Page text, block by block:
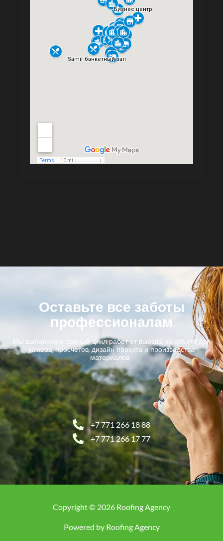
Оставьте все заботы
профессионалам
Мы выполняем полный цикл работ от выезда на объект для
замера, просчетов, дизайн проекта и производства
материалов.
+7 771 266 18 88
+7 771 266 17 77
Copyright © 2026 Roofing Agency
Powered by Roofing Agency